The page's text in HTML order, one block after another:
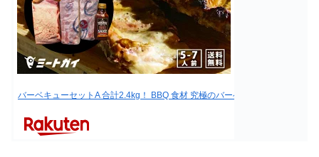
バーベキューセットA 合計2.4kg！ BBQ 食材 究極のバーベキュー肉（洋風